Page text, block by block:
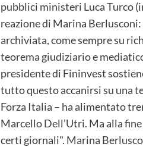
pubblici ministeri Luca Turco
reazione di Marina Berlusconi:
archiviata, come sempre su
teorema giudiziario e
presidente di Fininvest
tutto questo accanirsi su una
Forza Italia – ha alimentato
Marcello Dell’Utri. Ma alla
certi giornali". Marina